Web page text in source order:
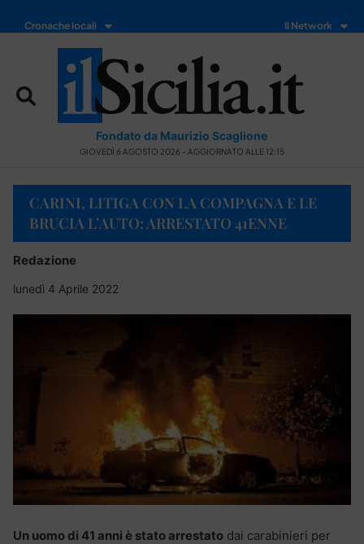
Cronache locali Il Network
Fondato da Maurizio Scaglione
GIOVEDÌ 6 AGOSTO 2026 - AGGIORNATO ALLE 12:15
CARINI, LITIGA CON LA COMPAGNA E LE
BRUCIA L’AUTO: ARRESTATO 41ENNE
Redazione
lunedì 4 Aprile 2022
Un uomo di 41 anni è stato arrestato dai carabinieri per